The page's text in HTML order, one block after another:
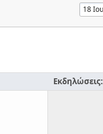
Εκδηλώσεις: